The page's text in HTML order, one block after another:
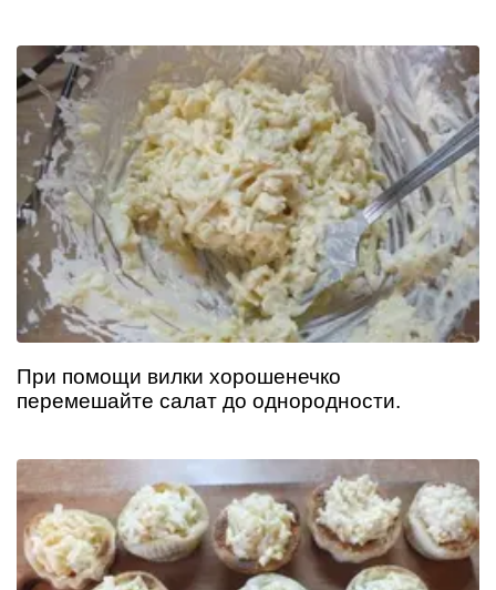
При помощи вилки хорошенечко
перемешайте салат до однородности.